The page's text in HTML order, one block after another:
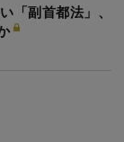
「副首都法」、